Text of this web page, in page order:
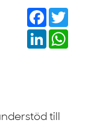
Facebook
LinkedIn
till